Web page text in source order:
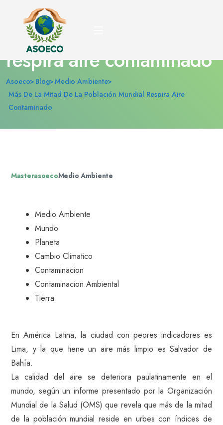
Más de la mitad de la
población mundial
respira aire contaminado
Asoeco Blog Medio Ambiente
Más De La Mitad De La Población Mundial Respira Aire
Contaminado
MasterasoecoMedio Ambiente
Medio Ambiente
Mundo
Planeta
Cambio Climatico
Contaminacion
Contaminacion Ambiental
Tierra
En América Latina, la ciudad con peores indicadores es
Lima, y la que tiene un aire más limpio es Salvador de
Bahía.
La calidad del aire se deteriora paulatinamente en el
mundo, según un informe presentado por la Organización
Mundial de la Salud (OMS) que revela que más de la mitad
de la población mundial reside en urbes con índices de